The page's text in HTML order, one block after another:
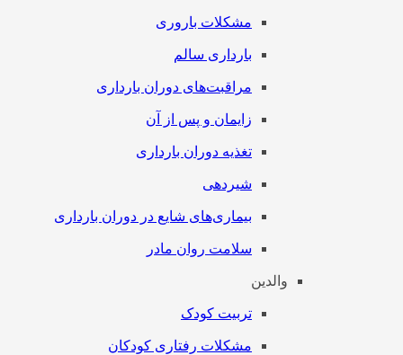
مشکلات باروری
بارداری سالم
مراقبت‌های دوران بارداری
زایمان و پس از آن
تغذیه دوران بارداری
شیردهی
بیماری‌های شایع در دوران بارداری
سلامت روان مادر
والدین
تربیت کودک
مشکلات رفتاری کودکان